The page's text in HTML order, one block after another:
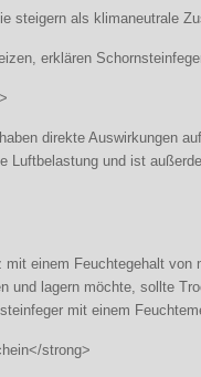
steigern als klimaneutrale
erklären
direkte Auswirkungen
Luftbelastung und ist
einem Feuchtegehalt
und lagern möchte, sollte
mit einem
strong>